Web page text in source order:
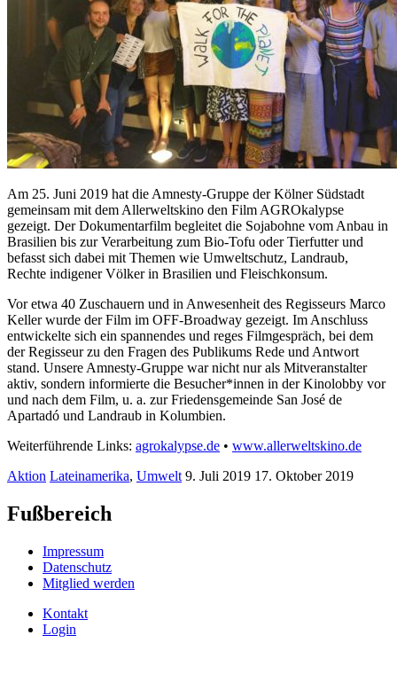
Am 25. Juni 2019 hat die Amnesty-Gruppe der Kölner Südstadt
gemeinsam mit dem Allerweltskino den Film AGROkalypse
gezeigt. Der Dokumentarfilm begleitet die Sojabohne vom Anbau in
Brasilien bis zur Verarbeitung zum Bio-Tofu oder Tierfutter und
befasst sich dabei mit Themen wie Umweltschutz, Landraub,
Rechte indigener Völker in Brasilien und Fleischkonsum.
Vor etwa 40 Zuschauern und in Anwesenheit des Regisseurs Marco
Keller wurde der Film im OFF-Broadway gezeigt. Im Anschluss
entwickelte sich ein spannendes und reges Filmgespräch, bei dem
der Regisseur zu den Fragen des Publikums Rede und Antwort
stand. Unsere Amnesty-Gruppe war nicht nur als Mitveranstalter
aktiv, sondern informierte die Besucher*innen in der Kinolobby vor
und nach dem Film, u. a. zur Friedensgemeinde San José de
Apartadó und Landraub in Kolumbien.
Weiterführende Links: agrokalypse.de • www.allerweltskino.de
Aktion Lateinamerika, Umwelt 9. Juli 2019 17. Oktober 2019
Fußbereich
Impressum
Datenschutz
Mitglied werden
Kontakt
Login